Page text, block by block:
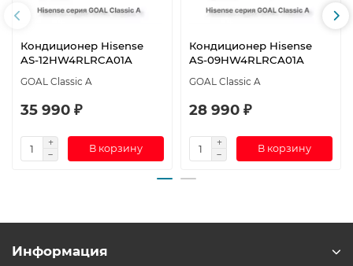
Кондиционер Hisense
AS-12HW4RLRCA01A
GOAL Classic A
35 990 ₽
В корзину
Кондиционер Hisense
AS-09HW4RLRCA01A
GOAL Classic A
28 990 ₽
В корзину
Информация